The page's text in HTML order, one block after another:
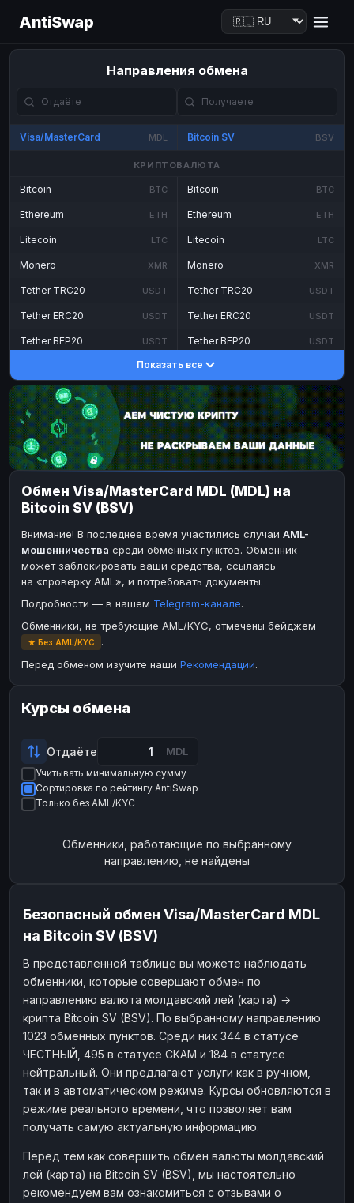
AntiSwap
Направления обмена
Visa/MasterCard MDL Bitcoin SV BSV
КРИПТОВАЛЮТА
Bitcoin BTC
Ethereum ETH
Litecoin LTC
Monero XMR
Tether TRC20 USDT
Tether ERC20 USDT
Tether BEP20 USDT
DASH
Toncoin TON
Dogecoin DOGE
TRX TRON
Bitcoin Cash BCH
BinanceCoin BEP20
SOL
Ripple XRP
Bitcoin BTC
Ethereum ETH
Litecoin LTC
Monero XMR
Tether TRC20 USDT
Tether ERC20 USDT
Tether BEP20 USDT
DASH
Toncoin TON
Dogecoin DOGE
TRX TRON
Bitcoin Cash BCH
BinanceCoin
Ripple
Paxum USD
Perfect Money
Payoneer USD
ЮMoney RUB
Paxum
Payoneer
БАЛАНСЫ КРИПТОБИРЖ
Binance
RUB
RUB
СБЕР
ДЕНЕЖНЫЕ ПЕРЕВОДЫ
ЗК USD
WU USD
ЗК
НАЛИЧНЫЕ ДЕНЬГИ
Наличные
Наличные USD
Наличные KZT
Наличные
Наличные
Наличные
Показать все
Обмен Visa/MasterCard MDL (MDL) на
Bitcoin SV (BSV)
Внимание! В последнее время участились случаи AML-
мошенничества среди обменных пунктов. Обменник
может заблокировать ваши средства, ссылаясь
на «проверку AML», и потребовать документы.
Подробности — в нашем Telegram-канале.
Обменники, не требующие AML/KYC, отмечены бейджем
★ Без AML/KYC
.
Перед обменом изучите наши Рекомендации.
Курсы обмена
Отдаёте MDL
Учитывать минимальную сумму
Сортировка по рейтингу AntiSwap
Только без AML/KYC
Обменники, работающие по выбранному
направлению, не найдены
Безопасный обмен Visa/MasterCard MDL
на Bitcoin SV (BSV)
В представленной таблице вы можете наблюдать
обменники, которые совершают обмен по
направлению валюта молдавский лей (карта) →
крипта Bitcoin SV (BSV). По выбранному направлению
1023 обменных пунктов. Среди них 344 в статусе
ЧЕСТНЫЙ, 495 в статусе СКАМ и 184 в статусе
нейтральный. Они предлагают услуги как в ручном,
так и в автоматическом режиме. Курсы обновляются в
режиме реального времени, что позволяет вам
получать самую актуальную информацию.
Перед тем как совершить обмен валюты молдавский
лей (карта) на Bitcoin SV (BSV), мы настоятельно
рекомендуем вам ознакомиться с отзывами о